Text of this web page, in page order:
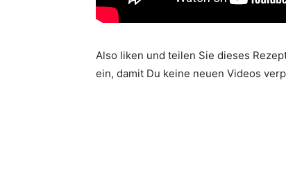
Also liken und teilen Sie dieses
ein, damit Du keine neuen Videos